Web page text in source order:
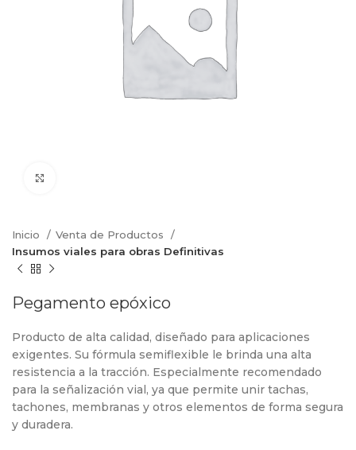
Inicio
Venta de Productos
Insumos viales para obras Definitivas
Pegamento epóxico
Producto de alta calidad, diseñado para aplicaciones
exigentes. Su fórmula semiflexible le brinda una alta
resistencia a la tracción. Especialmente recomendado
para la señalización vial, ya que permite unir tachas,
tachones, membranas y otros elementos de forma segura
y duradera.